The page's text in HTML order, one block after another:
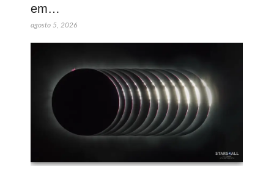
em…
agosto 5, 2026